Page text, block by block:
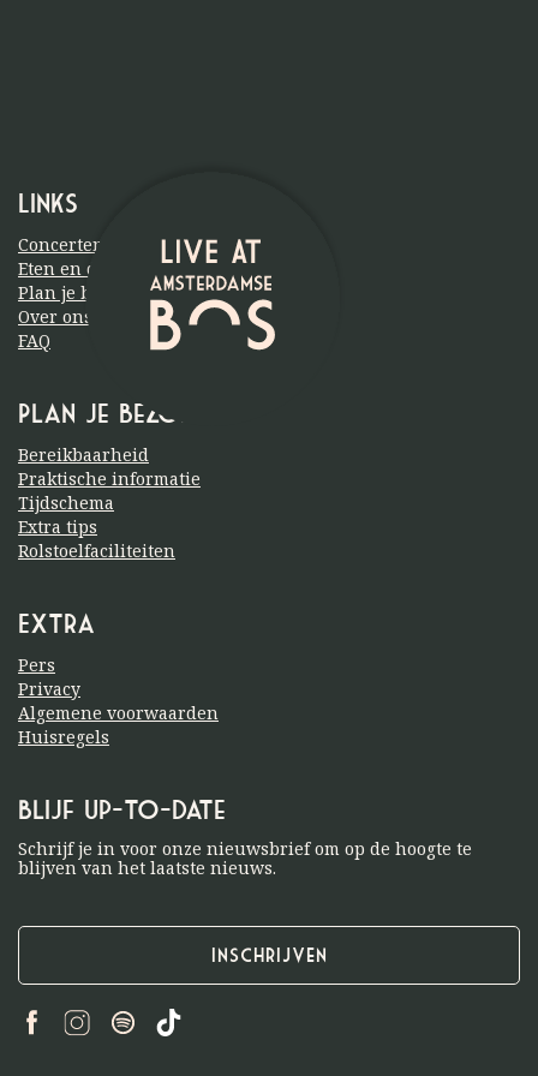
Links
Concerten
Eten en drinken
Plan je bezoek
Over ons
FAQ
Plan je bezoek
Bereikbaarheid
Praktische informatie
Tijdschema
Extra tips
Rolstoelfaciliteiten
Extra
Pers
Privacy
Algemene voorwaarden
Huisregels
Blijf up-to-date
Schrijf je in voor onze nieuwsbrief om op de hoogte te
blijven van het laatste nieuws.
Inschrijven